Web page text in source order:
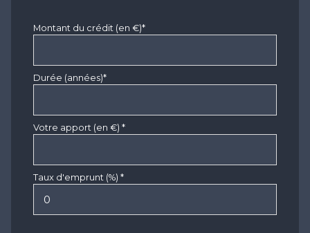
Montant du crédit (en €)*
Durée (années)*
Votre apport (en €) *
Taux d'emprunt (%) *